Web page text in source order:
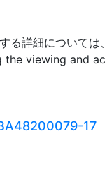
る詳細については
viewing and
17